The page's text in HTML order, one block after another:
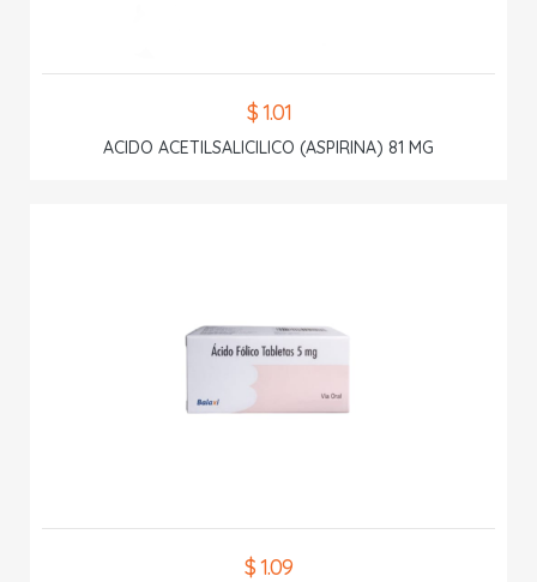
$ 1.01
ACIDO ACETILSALICILICO (ASPIRINA) 81 MG
$ 1.09